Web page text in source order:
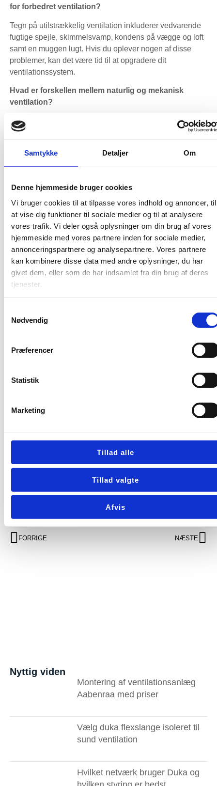
Samtykke Detaljer Om
Denne hjemmeside bruger cookies
Vi bruger cookies til at tilpasse vores indhold og annoncer, til
at vise dig funktioner til sociale medier og til at analysere
vores trafik. Vi deler også oplysninger om din brug af vores
hjemmeside med vores partnere inden for sociale medier,
annonceringspartnere og analysepartnere. Vores partnere
kan kombinere disse data med andre oplysninger, du har
givet dem, eller som de har indsamlet fra din brug af deres
tjenester.
Nødvendig
Præferencer
Statistik
Marketing
Tillad alle
Tillad valgte
Afvis
for forbedret ventilation?
Tegn på utilstrækkelig ventilation inkluderer vedvarende
fugtige spejle, skimmelsvamp, kondens på vægge og loft
samt en muggen lugt. Hvis du oplever nogen af disse
problemer, kan det være tid til at opgradere dit
ventilationssystem.
Hvad er forskellen mellem naturlig og mekanisk
ventilation?
Naturlig ventilation afhænger af luftstrøm gennem åbne
vinduer og døre, hvilket kan være utilstrækkeligt i
at sikre en konstant luftstrøm, hvilket effektivt fjerner fugt
og lugt.
Hvordan vælger jeg den rette ventilator til mit
Overvej faktorer som badeværelsets størrelse, fugtniveau,
ønsket energiforbrug og støjniveau. Det kan også være
nyttigt at vælge en model med fugtsensorer eller app-
styring for øget kontrol og effektivitet.
Hvilke funktioner skal jeg kigge efter i en moderne
badeværelsesventilator?
Funktioner som fugtsensorer, tidsstyring, lavt
med app-styring giver også mulighed for fjernkontrol og
Ventilationens vigtige
investering i dit hjems sundhed og komfort. Ved at vælge
moderne løsninger, der er både energieffektive og
fugt og skimmelsvamp. En lille ændring i
badeværelsesventilation kan have en stor indflydelse på
hjemmets overordnede trivsel, hvilket gør det til en klog
FORRIGE NÆSTE
Nyttig viden
Montering af ventilationsanlæg
Aabenraa med priser
Vælg duka flexslange isoleret til
sund ventilation
Hvilket netværk bruger Duka og